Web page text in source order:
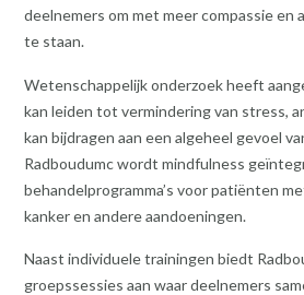
deelnemers om met meer compassie en
te staan.
Wetenschappelijk onderzoek heeft
kan leiden tot vermindering van stress,
kan bijdragen aan een algeheel gevoel
Radboudumc wordt mindfulness
behandelprogramma’s voor patiënten
kanker en andere aandoeningen.
Naast individuele trainingen biedt
groepssessies aan waar deelnemers